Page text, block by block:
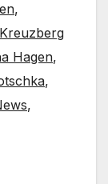
,
Hagen,
,
,